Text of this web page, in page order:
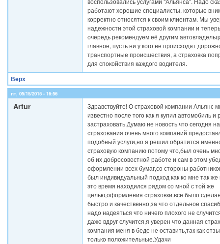
работают хорошие специалисты, которые
корректно относятся к своим клиентам. Мы
надежности этой страховой компании и
очередь рекомендуем её другим
главное, пусть ни у кого не происходят
транспортные происшествия, а страховка
для спокойствия каждого водителя.
Верх
пт, 05/15/2015 - 16:56
Artur
Здравствуйте! О страховой компании Альянс
известно после того как я купил автомобиль и
застраховать.Думаю не новость что сегодня
страхования очень много компаний
подобный услуги,но я решил обратится
страховую компанию потому что,был очень
об их добросовестной работе и сам в этом
оформлении всех бумаг,со стороны
был индивидуальный подход как ко мне так же
это время находился рядом со мной с той же
целью,оформления страховки.все было
быстро и качественно,за что отдельное
надо надеяться что ничего плохого не
даже вдруг случится,я уверен что данная
компания меня в беде не оставить,так как
только положительные.Удачи